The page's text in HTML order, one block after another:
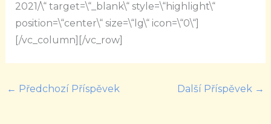
2021/\“ target=\“_blank\“ style=\“highlight\“
position=\“center\“ size=\“lg\“ icon=\“0\“]
[/vc_column][/vc_row]
← Předchozí Příspěvek Další Příspěvek →